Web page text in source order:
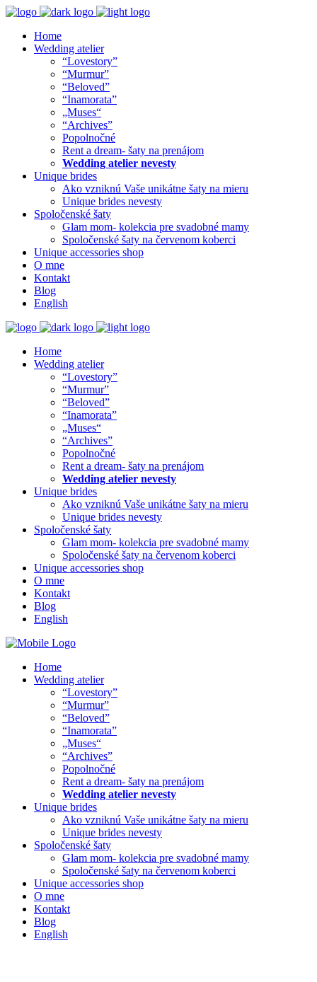
Home
Wedding atelier
“Lovestory”
“Murmur”
“Beloved”
“Inamorata”
„Muses“
“Archives”
Popolnočné
Rent a dream- šaty na prenájom
Wedding atelier nevesty
Unique brides
Ako vzniknú Vaše unikátne šaty na mieru
Unique brides nevesty
Spoločenské šaty
Glam mom- kolekcia pre svadobné mamy
Spoločenské šaty na červenom koberci
Unique accessories shop
O mne
Kontakt
Blog
English
Home
Wedding atelier
“Lovestory”
“Murmur”
“Beloved”
“Inamorata”
„Muses“
“Archives”
Popolnočné
Rent a dream- šaty na prenájom
Wedding atelier nevesty
Unique brides
Ako vzniknú Vaše unikátne šaty na mieru
Unique brides nevesty
Spoločenské šaty
Glam mom- kolekcia pre svadobné mamy
Spoločenské šaty na červenom koberci
Unique accessories shop
O mne
Kontakt
Blog
English
Home
Wedding atelier
“Lovestory”
“Murmur”
“Beloved”
“Inamorata”
„Muses“
“Archives”
Popolnočné
Rent a dream- šaty na prenájom
Wedding atelier nevesty
Unique brides
Ako vzniknú Vaše unikátne šaty na mieru
Unique brides nevesty
Spoločenské šaty
Glam mom- kolekcia pre svadobné mamy
Spoločenské šaty na červenom koberci
Unique accessories shop
O mne
Kontakt
Blog
English